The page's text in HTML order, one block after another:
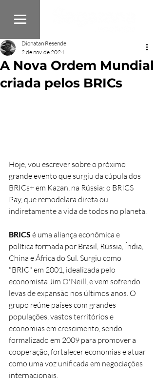
A Nova Ordem Mundial
criada pelos BRICs
Dionatan Resende
2 de nov. de 2024
Hoje, vou escrever sobre o próximo
grande evento que surgiu da cúpula dos
BRICs+ em Kazan, na Rússia: o BRICS
Pay, que remodelara direta ou
indiretamente a vida de todos no planeta.
BRICS é uma aliança econômica e
política formada por Brasil, Rússia, Índia,
China e África do Sul. Surgiu como
"BRIC" em 2001, idealizada pelo
economista Jim O'Neill, e vem sofrendo
levas de expansão nos últimos anos. O
grupo reúne países com grandes
populações, vastos territórios e
economias em crescimento, sendo
formalizado em 2009 para promover a
cooperação, fortalecer economias e atuar
como uma voz unificada em negociações
internacionais.